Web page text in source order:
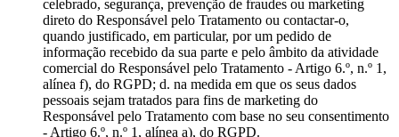
celebrado, segurança, prevenção de fraudes ou marketing
direto do Responsável pelo Tratamento ou contactar-o,
quando justificado, em particular, por um pedido de
informação recebido da sua parte e pelo âmbito da atividade
comercial do Responsável pelo Tratamento - Artigo 6.º, n.º 1,
alínea f), do RGPD; d. na medida em que os seus dados
pessoais sejam tratados para fins de marketing do
Responsável pelo Tratamento com base no seu consentimento
- Artigo 6.º, n.º 1, alínea a), do RGPD.